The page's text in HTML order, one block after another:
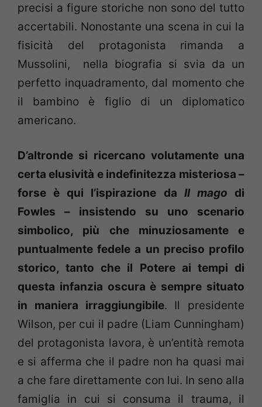
precisi a figure storiche non sono del tutto
accertabili. Nonostante una scena in cui la
fisicità del protagonista rimanda a
Mussolini, nella biografia si svia da un
perfetto inquadramento, dal momento che
il bambino è figlio di un diplomatico
americano.
D’altronde si ricercano volutamente una
certa elusività e indefinitezza misteriosa –
forse è qui l’ispirazione da Il mago di
Fowles – insistendo su uno scenario
simbolico, più che minuziosamente e
puntualmente fedele a un preciso profilo
storico, tanto che il Potere ai tempi di
questa infanzia oscura è sempre situato
in maniera irraggiungibile. Il presidente
Wilson, per cui il padre (Liam Cunningham)
del protagonista lavora, è un’entità remota
e si afferma che il padre non ha quasi mai
a che fare direttamente con lui. In seno alla
famiglia in cui si consuma il trauma, il